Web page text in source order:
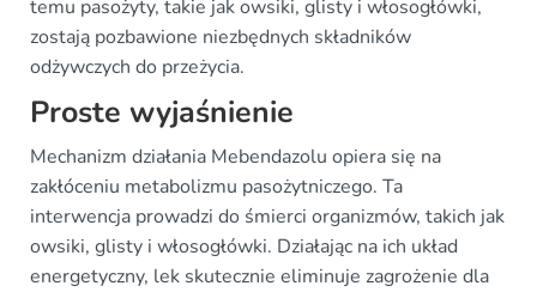
temu pasożyty, takie jak owsiki, glisty i włosogłówki,
zostają pozbawione niezbędnych składników
odżywczych do przeżycia.
Proste wyjaśnienie
Mechanizm działania Mebendazolu opiera się na
zakłóceniu metabolizmu pasożytniczego. Ta
interwencja prowadzi do śmierci organizmów, takich jak
owsiki, glisty i włosogłówki. Działając na ich układ
energetyczny, lek skutecznie eliminuje zagrożenie dla